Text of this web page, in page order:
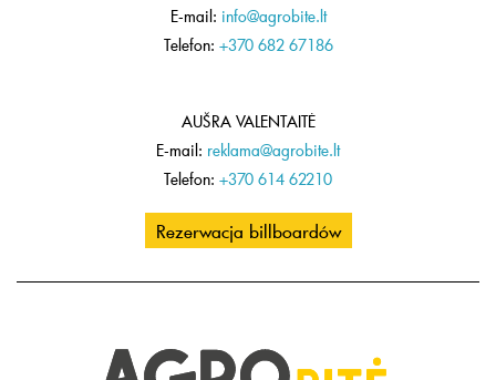
E-mail: info@agrobite.lt
Telefon: +370 682 67186
AUŠRA VALENTAITĖ
E-mail: reklama@agrobite.lt
Telefon: +370 614 62210
Rezerwacja billboardów